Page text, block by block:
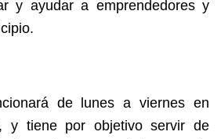
y ayudar a emprendedores y
de lunes a viernes en
y tiene por objetivo servir de